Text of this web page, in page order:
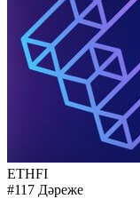
ETHFI
#117 Дәреже